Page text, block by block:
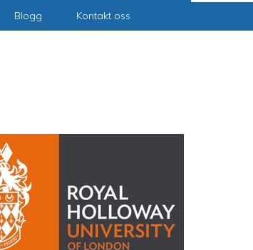
Blogg Kontakt oss